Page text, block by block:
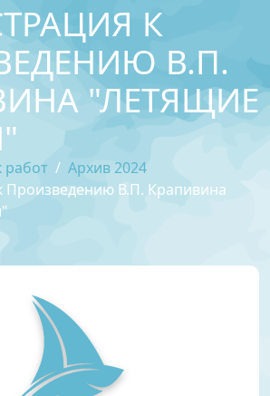
К
В.П.
"ЛЕТЯЩИЕ
работ
Архив 2024
Произведению В.П. Крапивина